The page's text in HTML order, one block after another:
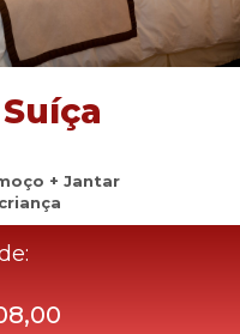
+ Jantar